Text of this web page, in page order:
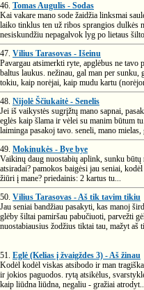
46. Tomas Augulis - Sodas
Kai vakare mano sode žaidžia linksmai
laiko tinklus ten už ribos sprangios dulkės
nesiskundžiu nepagalvok lyg po lietaus
47. Vilius Tarasovas - Išeinu
Pavargau atsimerkti ryte, apglėbus ne
baltus laukus. nežinau, gal man per
tokiu, kaip norėjai, kaip mudu kartu
48. Nijolė Ščiukaitė - Senelis
Jei iš vaikystės sugrįžtų mano sapnai,
eglės kaip šlama ir vėlei su manim būtum
laiminga pasakoj tavo. seneli, mano mielas,
49. Mokinukės - Bye bye
Vaikinų daug nuostabių aplink, sunku
atsiradai? pamokos baigėsi jau seniai,
žiūri į mane? priedainis: 2 kartus tu...
50. Vilius Tarasovas - Aš tik tavim tikiu
Jau seniai bandžiau pasakyti, kas manoj
glėby šiltai pamiršau pabučiuoti, parvežti
nuostabiausius žodžius tiktai tau, mažyt aš
51. Eglė (Kelias į žvaigždes 3) - Aš žinau
Kodėl kodėl viskas atsibodo ir man
ir jokios paguodos. rytą atsikėlus,
kaip liūdna liūdna, negaliu - gražiai